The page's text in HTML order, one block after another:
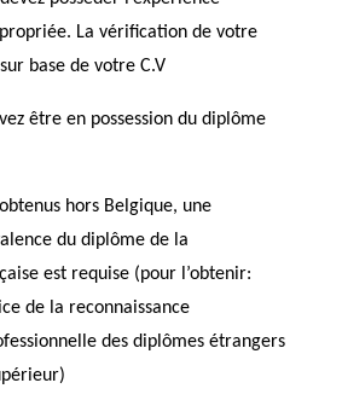
La vérification de votre
base de votre C.V
être en possession du diplôme
hors Belgique, une
du diplôme de la
est requise (pour l’obtenir:
de la reconnaissance
des diplômes étrangers